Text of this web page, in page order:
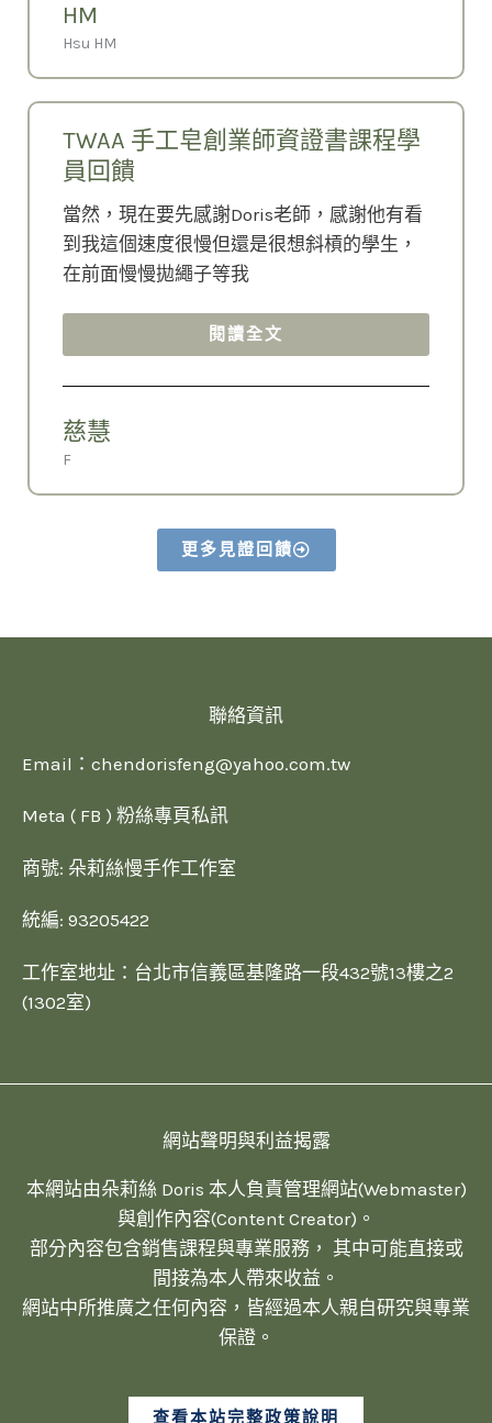
HM
Hsu HM
TWAA 手工皂創業師資證書課程學
員回饋
當然，現在要先感謝Doris老師，感謝他有看
到我這個速度很慢但還是很想斜槓的學生，
在前面慢慢拋繩子等我
閱讀全文
慈慧
F
更多見證回饋
聯絡資訊
Email： chendorisfeng@yahoo.com.tw
Meta ( FB ) 粉絲專頁私訊
商號: 朵莉絲慢手作工作室
統編: 93205422
工作室地址：台北市信義區基隆路一段432號13樓之2
(1302室)
網站聲明與利益揭露
本網站由朵莉絲 Doris 本人負責管理網站(Webmaster)
與創作內容(Content Creator)。
部分內容包含銷售課程與專業服務， 其中可能直接或
間接為本人帶來收益。
網站中所推廣之任何內容，皆經過本人親自研究與專業
保證。
查看本站完整政策說明